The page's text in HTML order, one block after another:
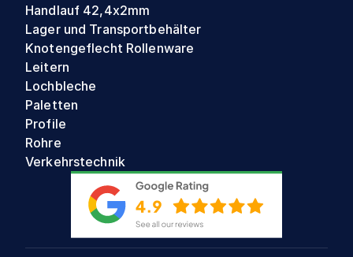
Handlauf 42,4x2mm
Lager und Transportbehälter
Knotengeflecht Rollenware
Leitern
Lochbleche
Paletten
Profile
Rohre
Verkehrstechnik